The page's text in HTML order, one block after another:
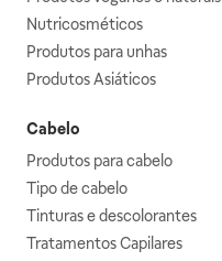
Nutricosméticos
Produtos para unhas
Produtos Asiáticos
Cabelo
Produtos para cabelo
Tipo de cabelo
Tinturas e descolorantes
Tratamentos Capilares